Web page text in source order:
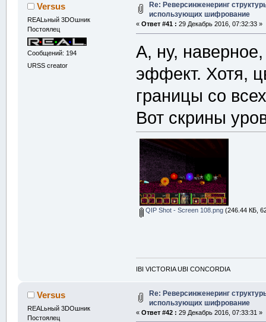
Versus
REALьный 3DOшник
Постоялец
Сообщений: 194
URSS creator
Re: Реверсинженеринг
использующих шифрование
«Ответ #41 : 29 Декабрь 2016, 07:32:33 »
А, ну,
эффект. Хотя,
границы со
Вот скрины
QIP Shot - Screen 108.png(246.44 КБ,
IBI VICTORIA UBI CONCORDIA
Versus
REALьный 3DOшник
Постоялец
Re: Реверсинженеринг
использующих шифрование
«Ответ #42 : 29 Декабрь 2016, 07:33:31 »